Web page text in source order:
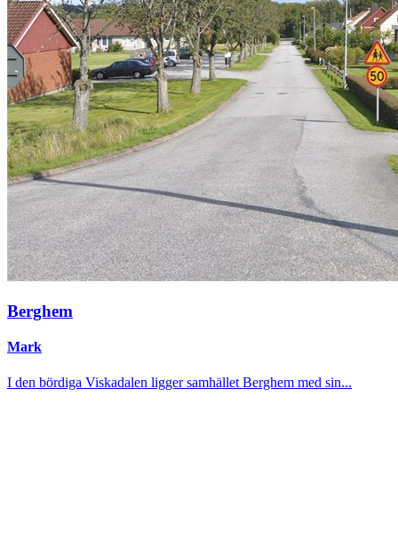
Berghem
Mark
I den bördiga Viskadalen ligger samhället Berghem med sin...